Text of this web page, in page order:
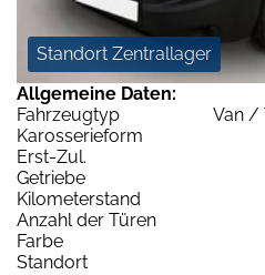
Standort Zentrallager
Allgemeine Daten:
Fahrzeugtyp
Van /
Karosserieform
Erst-Zul.
Getriebe
Kilometerstand
Anzahl der Türen
Farbe
Standort